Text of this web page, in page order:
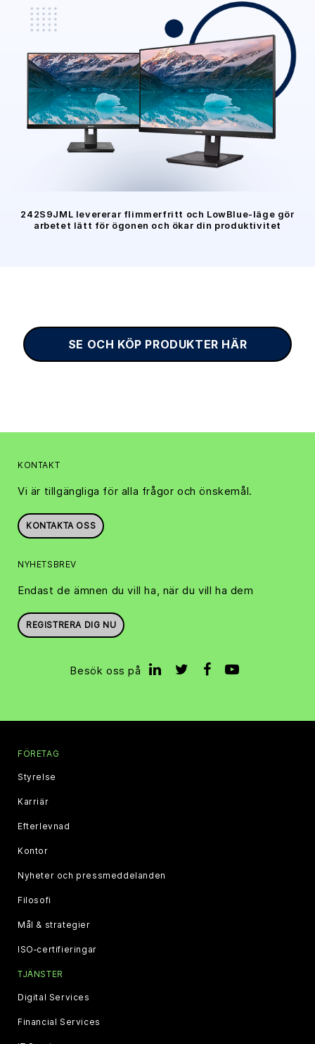
242S9JML levererar flimmerfritt och LowBlue-läge gör
arbetet lätt för ögonen och ökar din produktivitet
SE OCH KÖP PRODUKTER HÄR
KONTAKT
Vi är tillgängliga för alla frågor och önskemål.
KONTAKTA OSS
NYHETSBREV
Endast de ämnen du vill ha, när du vill ha dem
REGISTRERA DIG NU
Besök oss på
FÖRETAG
Styrelse
Karriär
Efterlevnad
Kontor
Nyheter och pressmeddelanden
Filosofi
Mål & strategier
ISO‑certifieringar
TJÄNSTER
Digital Services
Financial Services